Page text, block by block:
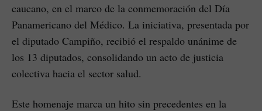
caucano, en el marco de la conmemoración del Día
Panamericano del Médico. La iniciativa, presentada por
el diputado Campiño, recibió el respaldo unánime de
los 13 diputados, consolidando un acto de justicia
colectiva hacia el sector salud.
Este homenaje marca un hito sin precedentes en la